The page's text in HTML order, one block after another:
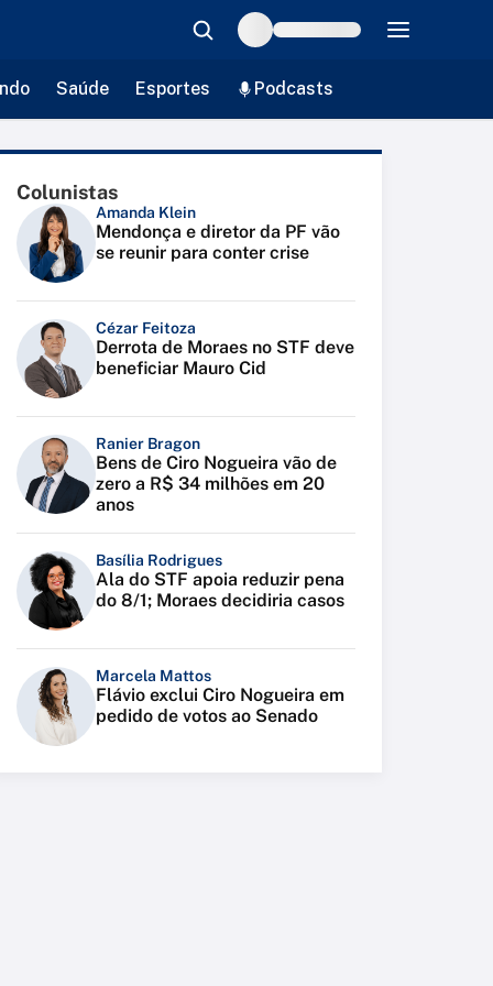
Saúde Esportes Podcasts
Colunistas
Amanda Klein
Mendonça e diretor da PF vão
se reunir para conter crise
Cézar Feitoza
Derrota de Moraes no STF deve
beneficiar Mauro Cid
Ranier Bragon
Bens de Ciro Nogueira vão de
zero a R$ 34 milhões em 20
anos
Basília Rodrigues
Ala do STF apoia reduzir pena
do 8/1; Moraes decidiria casos
Marcela Mattos
Flávio exclui Ciro Nogueira em
pedido de votos ao Senado